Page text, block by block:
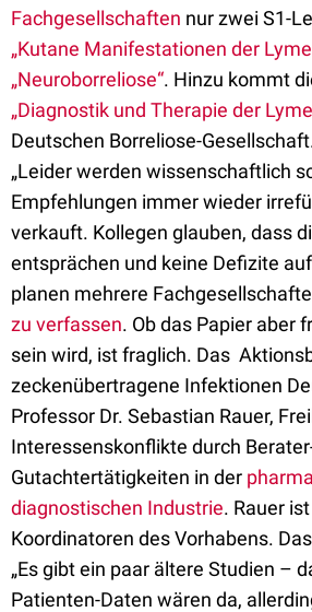
Fachgesellschaften nur zwei S1-
„Kutane Manifestationen der
„Neuroborreliose“. Hinzu kommt
„Diagnostik und Therapie der
Deutschen Borreliose-
„Leider werden wissenschaftlich
Empfehlungen immer wieder
verkauft. Kollegen glauben, dass
entsprächen und keine Defizite
planen mehrere
zu verfassen. Ob das Papier aber
sein wird, ist fraglich. Das
zeckenübertragene Infektionen
Professor Dr. Sebastian Rauer,
Interessenskonflikte durch
Gutachtertätigkeiten in der
diagnostischen Industrie. Rauer
Koordinatoren des Vorhabens.
„Es gibt ein paar ältere Studien –
Patienten-Daten wären da,